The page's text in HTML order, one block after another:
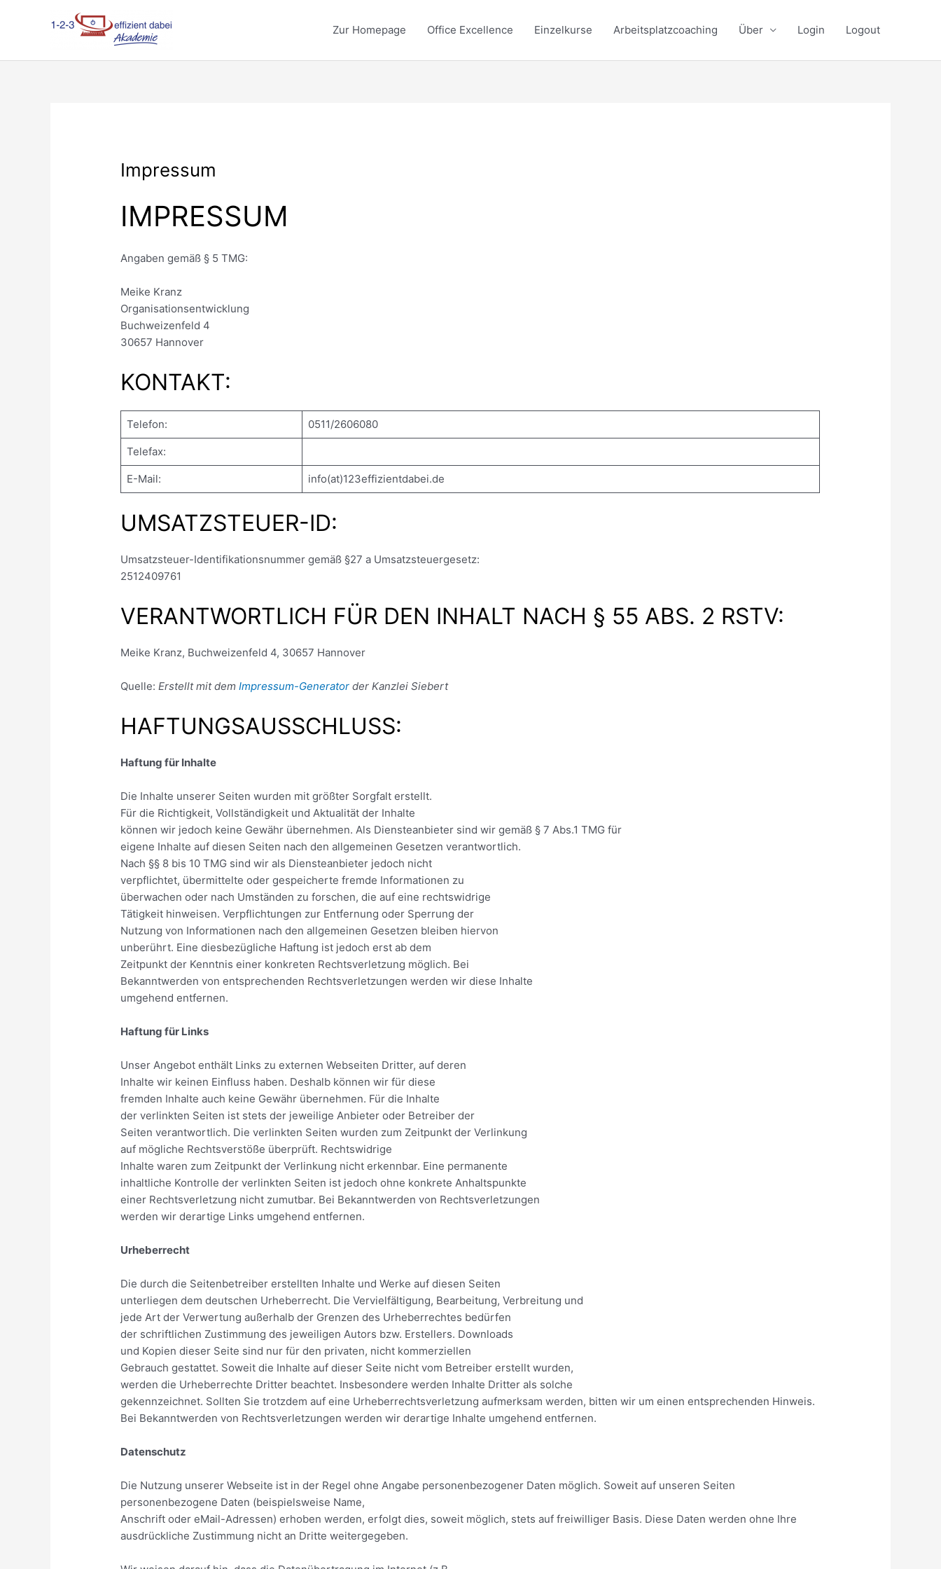
Zur Homepage Office Excellence Einzelkurse Arbeitsplatzcoaching Über Login Logout
Impressum
IMPRESSUM
Angaben gemäß § 5 TMG:
Meike Kranz
Organisationsentwicklung
Buchweizenfeld 4
30657 Hannover
KONTAKT:
Telefon: 0511/2606080
Telefax:
E-Mail: info(at)123effizientdabei.de
UMSATZSTEUER-ID:
Umsatzsteuer-Identifikationsnummer gemäß §27 a Umsatzsteuergesetz:
2512409761
VERANTWORTLICH FÜR DEN INHALT NACH § 55 ABS. 2 RSTV:
Meike Kranz, Buchweizenfeld 4, 30657 Hannover
Quelle:Erstellt mit demImpressum-Generator der Kanzlei Siebert
HAFTUNGSAUSSCHLUSS:
Haftung für Inhalte
Die Inhalte unserer Seiten wurden mit größter Sorgfalt erstellt.
Für die Richtigkeit, Vollständigkeit und Aktualität der Inhalte
können wir jedoch keine Gewähr übernehmen. Als Diensteanbieter sind wir gemäß § 7 Abs.1 TMG für
eigene Inhalte auf diesen Seiten nach den allgemeinen Gesetzen verantwortlich.
Nach §§ 8 bis 10 TMG sind wir als Diensteanbieter jedoch nicht
verpflichtet, übermittelte oder gespeicherte fremde Informationen zu
überwachen oder nach Umständen zu forschen, die auf eine rechtswidrige
Tätigkeit hinweisen. Verpflichtungen zur Entfernung oder Sperrung der
Nutzung von Informationen nach den allgemeinen Gesetzen bleiben hiervon
unberührt. Eine diesbezügliche Haftung ist jedoch erst ab dem
Zeitpunkt der Kenntnis einer konkreten Rechtsverletzung möglich. Bei
Bekanntwerden von entsprechenden Rechtsverletzungen werden wir diese Inhalte
umgehend entfernen.
Haftung für Links
Unser Angebot enthält Links zu externen Webseiten Dritter, auf deren
Inhalte wir keinen Einfluss haben. Deshalb können wir für diese
fremden Inhalte auch keine Gewähr übernehmen. Für die Inhalte
der verlinkten Seiten ist stets der jeweilige Anbieter oder Betreiber der
Seiten verantwortlich. Die verlinkten Seiten wurden zum Zeitpunkt der Verlinkung
auf mögliche Rechtsverstöße überprüft. Rechtswidrige
Inhalte waren zum Zeitpunkt der Verlinkung nicht erkennbar. Eine permanente
inhaltliche Kontrolle der verlinkten Seiten ist jedoch ohne konkrete Anhaltspunkte
einer Rechtsverletzung nicht zumutbar. Bei Bekanntwerden von Rechtsverletzungen
werden wir derartige Links umgehend entfernen.
Urheberrecht
Die durch die Seitenbetreiber erstellten Inhalte und Werke auf diesen Seiten
unterliegen dem deutschen Urheberrecht. Die Vervielfältigung, Bearbeitung, Verbreitung und
jede Art der Verwertung außerhalb der Grenzen des Urheberrechtes bedürfen
der schriftlichen Zustimmung des jeweiligen Autors bzw. Erstellers. Downloads
und Kopien dieser Seite sind nur für den privaten, nicht kommerziellen
Gebrauch gestattet. Soweit die Inhalte auf dieser Seite nicht vom Betreiber erstellt wurden,
werden die Urheberrechte Dritter beachtet. Insbesondere werden Inhalte Dritter als solche
gekennzeichnet. Sollten Sie trotzdem auf eine Urheberrechtsverletzung aufmerksam werden, bitten wir um einen entsprechenden Hinweis.
Bei Bekanntwerden von Rechtsverletzungen werden wir derartige Inhalte umgehend entfernen.
Datenschutz
Die Nutzung unserer Webseite ist in der Regel ohne Angabe personenbezogener Daten möglich. Soweit auf unseren Seiten
personenbezogene Daten (beispielsweise Name,
Anschrift oder eMail-Adressen) erhoben werden, erfolgt dies, soweit möglich, stets auf freiwilliger Basis. Diese Daten werden ohne Ihre
ausdrückliche Zustimmung nicht an Dritte weitergegeben.